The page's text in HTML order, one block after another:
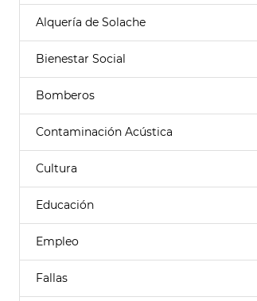
Alquería de Solache
Bienestar Social
Bomberos
Contaminación Acústica
Cultura
Educación
Empleo
Fallas